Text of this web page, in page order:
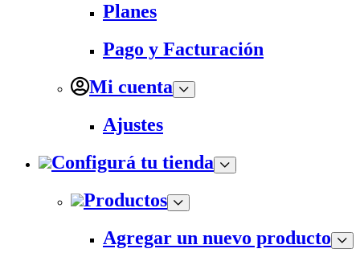
Planes
Pago y Facturación
Mi cuenta
Ajustes
Configurá tu tienda
Productos
Agregar un nuevo producto